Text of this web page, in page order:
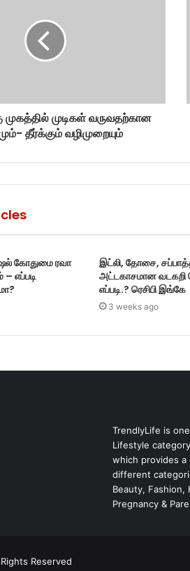
முடிகள் வருவதற்கான
தீர்க்கும் வழிமுறையும்
கோதுமை ரவா
– எப்படி
இட்லி, தோசை,
அட்டகாசமான வடகறி
எப்படி.? ரெசிபி இங்கே
3 weeks ago
TrendlyLife is
Lifestyle
which provides a
different
Beauty, Fashion,
Pregnancy &
Reserved